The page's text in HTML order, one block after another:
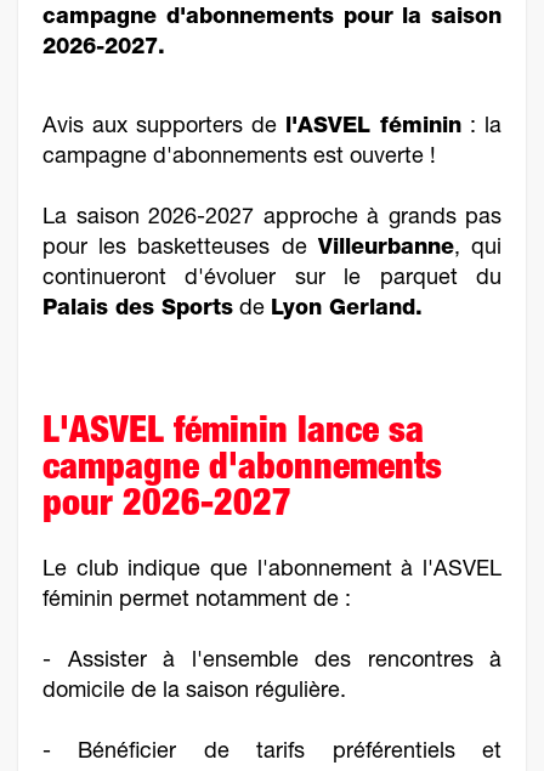
campagne d'abonnements pour la saison
2026-2027.
Avis aux supporters de l'ASVEL féminin : la
campagne d'abonnements est ouverte !
La saison 2026-2027 approche à grands pas
pour les basketteuses de Villeurbanne, qui
continueront d'évoluer sur le parquet du
Palais des Sports de Lyon Gerland.
L'ASVEL féminin lance sa
campagne d'abonnements
pour 2026-2027
Le club indique que l'abonnement à l'ASVEL
féminin permet notamment de :
- Assister à l'ensemble des rencontres à
domicile de la saison régulière.
- Bénéficier de tarifs préférentiels et